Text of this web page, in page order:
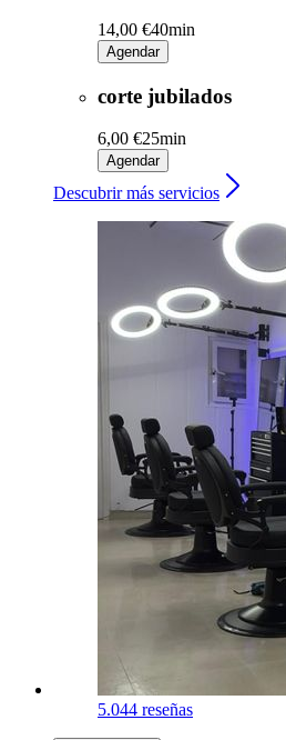
14,00 €40min
Agendar
corte jubilados
6,00 €25min
Agendar
Descubrir más servicios
5.044 reseñas